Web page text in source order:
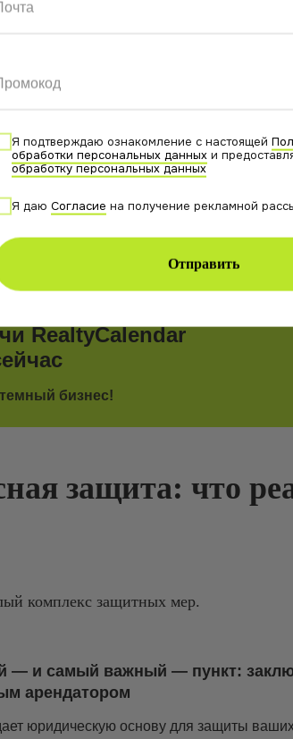
Я подтверждаю ознакомление с настоящей
обработки персональных данных и
обработку персональных данных
Я даю Согласие на получение рекламной
Отправить
имуществом, а порой и деньги.
без денег и жилья, иногда
с маленькими детьми в полном составе
ночи оставались на улице в
собрать предоплату сразу с
В результате у дверей квартиры
что честно снял жилье.
бизнес!
RealtyCalendar
защита: что
комплекс защитных мер.
— и самый важный — пункт:
арендатором
юридическую основу для защиты